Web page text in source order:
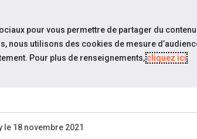
ESPACE
ESPACE
le 18 novembre 2021
pour vous permettre de partager du
nous utilisons des cookies de mesure
Pour plus de renseignements,cliquez ici.